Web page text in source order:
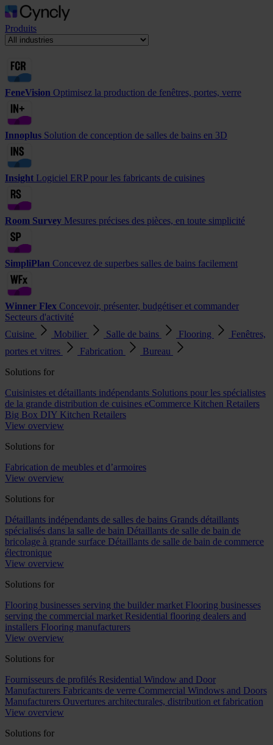
Produits
FeneVision Optimisez la production de fenêtres, portes, verre
Innoplus Solution de conception de salles de bains en 3D
Insight Logiciel ERP pour les fabricants de cuisines
Room Survey Mesures précises des pièces, en toute simplicité
SimpliPlan Concevez de superbes salles de bains facilement
Winner Flex Concevoir, présenter, budgétiser et commander
Secteurs d'activité
Cuisine
Mobilier Salle de bains Flooring
Fenêtres,
portes et vitres
Fabrication
Bureau
Solutions for
Cuisinistes et détaillants indépendants Solutions pour les spécialistes
de la grande distribution de cuisines eCommerce Kitchen Retailers
Big Box DIY Kitchen Retailers
View overview
Solutions for
Fabrication de meubles et d’armoires
View overview
Solutions for
Détaillants indépendants de salles de bains Grands détaillants
spécialisés dans la salle de bain Détaillants de salle de bain de
bricolage à grande surface Détaillants de salle de bain de commerce
électronique
View overview
Solutions for
Flooring businesses serving the builder market Flooring businesses
serving the commercial market Residential flooring dealers and
installers Flooring manufacturers
View overview
Solutions for
Fournisseurs de profilés Residential Window and Door
Manufacturers Fabricants de verre Commercial Windows and Doors
Manufacturers Ouvertures architecturales, distribution et fabrication
View overview
Solutions for